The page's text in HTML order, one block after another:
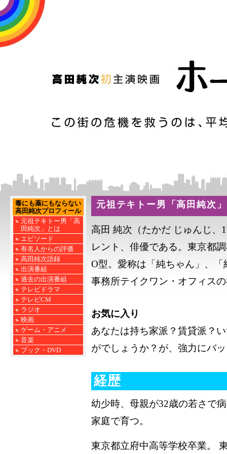
元祖テキトー男「高田純次
高田 純次（たかだ じゅんじ、
レント、俳優である。東京都
O型。愛称は「純ちゃん」、
事務所テイクワン・オフィス
お気に入り
あなたは持ち家派？賃貸派？
がでしょうか？が、強力にバ
経歴
幼少時、母親が32歳の若さで
家庭で育つ。
東京都立府中高等学校卒業。
毒にも薬にもならない
高田純次プロフィール
元祖テキトー男「高
田純次」とは
エピソード
有名人からの評価
高田純次語録
出演番組
過去の出演番組
テレビドラマ
テレビCM
ラジオ
映画
ゲーム・アニメ
音楽
ブック・DVD